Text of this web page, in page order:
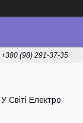
+380 (98) 291-37-35
У Світі Електро